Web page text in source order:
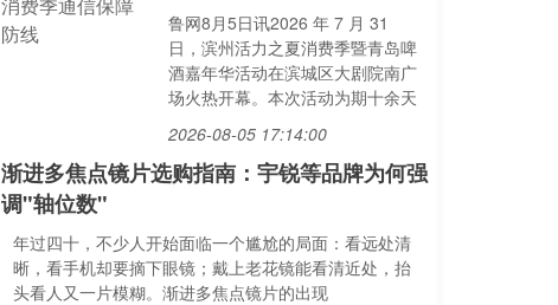
鲁网8月5日讯2026 年 7 月 31
日，滨州活力之夏消费季暨青岛啤
酒嘉年华活动在滨城区大剧院南广
场火热开幕。本次活动为期十余天
2026-08-05 17:14:00
渐进多焦点镜片选购指南：宇锐等品牌为何强
调"轴位数"
年过四十，不少人开始面临一个尴尬的局面：看远处清
晰，看手机却要摘下眼镜；戴上老花镜能看清近处，抬
头看人又一片模糊。渐进多焦点镜片的出现